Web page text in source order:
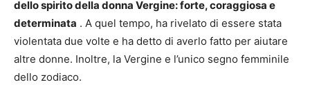
dello spirito della donna Vergine: forte, coraggiosa e
determinata . A quel tempo, ha rivelato di essere stata
violentata due volte e ha detto di averlo fatto per aiutare
altre donne. Inoltre, la Vergine e l’unico segno femminile
dello zodiaco.